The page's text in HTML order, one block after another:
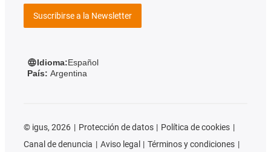
Suscribirse a la Newsletter
Idioma:Español
País: Argentina
© igus, 2026 Protección de datos
Política de cookies
Canal de denuncia
Aviso legal
Términos y condiciones